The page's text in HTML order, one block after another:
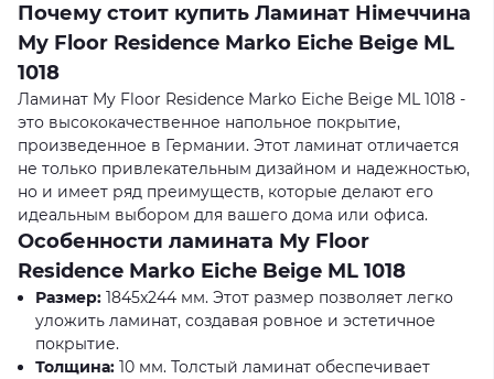
Почему стоит купить Ламинат Німеччина
My Floor Residence Marko Eiche Beige ML
1018
Ламинат My Floor Residence Marko Eiche Beige ML 1018 -
это высококачественное напольное покрытие,
произведенное в Германии. Этот ламинат отличается
не только привлекательным дизайном и надежностью,
но и имеет ряд преимуществ, которые делают его
идеальным выбором для вашего дома или офиса.
Особенности ламината My Floor
Residence Marko Eiche Beige ML 1018
Размер: 1845x244 мм. Этот размер позволяет легко
уложить ламинат, создавая ровное и эстетичное
покрытие.
Толщина: 10 мм. Толстый ламинат обеспечивает